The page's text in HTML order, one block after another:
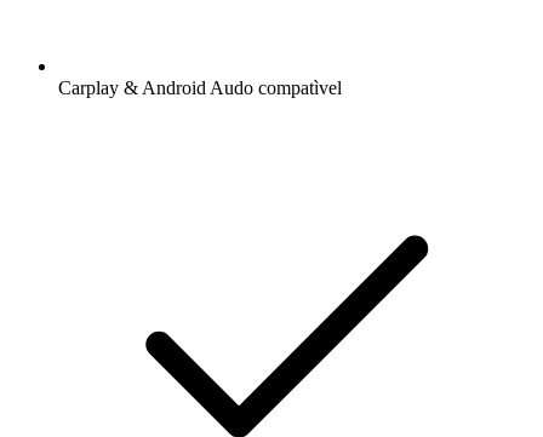
Carplay & Android Audo compatìvel